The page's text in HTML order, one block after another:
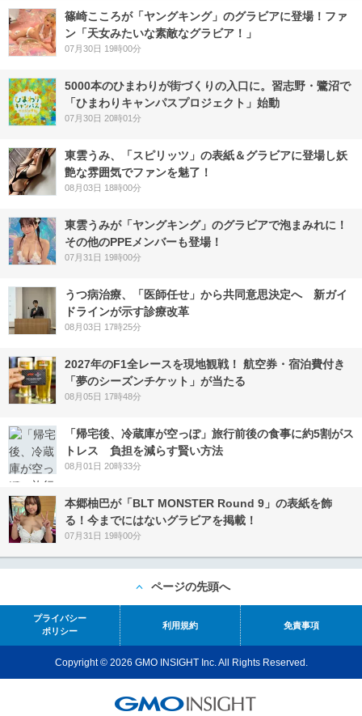
篠崎こころが「ヤングキング」のグラビアに登場！ファ
ン「天女みたいな素敵なグラビア！」
07月30日 19時00分
5000本のひまわりが街づくりの入口に。習志野・鷺沼で
「ひまわりキャンパスプロジェクト」始動
07月30日 20時01分
東雲うみ、「スピリッツ」の表紙＆グラビアに登場し妖
艶な雰囲気でファンを魅了！
08月03日 18時00分
東雲うみが「ヤングキング」のグラビアで泡まみれに！
その他のPPEメンバーも登場！
07月31日 19時00分
うつ病治療、「医師任せ」から共同意思決定へ 新ガイ
ドラインが示す診療改革
08月03日 17時25分
2027年のF1全レースを現地観戦！ 航空券・宿泊費付き
「夢のシーズンチケット」が当たる
08月05日 17時48分
「帰宅後、冷蔵庫が空っぽ」旅行前後の食事に約5割がス
トレス 負担を減らす賢い方法
08月01日 20時33分
本郷柚巴が「BLT MONSTER Round 9」の表紙を飾
る！今までにはないグラビアを掲載！
07月31日 19時00分
ページの先頭へ
プライバシー
ポリシー
利用規約 免責事項
Copyright © 2026 GMO INSIGHT Inc. All Rights Reserved.